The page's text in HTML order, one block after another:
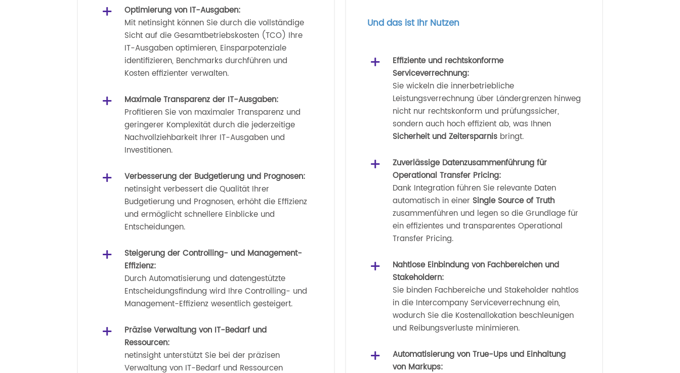
Optimierung von IT-Ausgaben:
Mit netinsight können Sie durch die vollständige
Sicht auf die Gesamtbetriebskosten (TCO) Ihre
IT-Ausgaben optimieren, Einsparpotenziale
identifizieren, Benchmarks durchführen und
Kosten effizienter verwalten.
Maximale Transparenz der IT-Ausgaben:
Profitieren Sie von maximaler Transparenz und
geringerer Komplexität durch die jederzeitige
Nachvollziehbarkeit Ihrer IT-Ausgaben und
Investitionen.
Verbesserung der Budgetierung und Prognosen:
netinsight verbessert die Qualität Ihrer
Budgetierung und Prognosen, erhöht die Effizienz
und ermöglicht schnellere Einblicke und
Entscheidungen.
Steigerung der Controlling- und Management-
Effizienz:
Durch Automatisierung und datengestützte
Entscheidungsfindung wird Ihre Controlling- und
Management-Effizienz wesentlich gesteigert.
Präzise Verwaltung von IT-Bedarf und
Ressourcen:
netinsight unterstützt Sie bei der präzisen
Verwaltung von IT-Bedarf und Ressourcen
Und das ist Ihr Nutzen
Effiziente und rechtskonforme
Serviceverrechnung:
Sie wickeln die innerbetriebliche
Leistungsverrechnung über Ländergrenzen hinweg
nicht nur rechtskonform und prüfungssicher,
sondern auch hoch effizient ab, was Ihnen
Sicherheit und Zeitersparnis bringt.
Zuverlässige Datenzusammenführung für
Operational Transfer Pricing:
Dank Integration führen Sie relevante Daten
automatisch in einer Single Source of Truth
zusammenführen und legen so die Grundlage für
ein effizientes und transparentes Operational
Transfer Pricing.
Nahtlose Einbindung von Fachbereichen und
Stakeholdern:
Sie binden Fachbereiche und Stakeholder nahtlos
in die Intercompany Serviceverrechnung ein,
wodurch Sie die Kostenallokation beschleunigen
und Reibungsverluste minimieren.
Automatisierung von True-Ups und Einhaltung
von Markups: